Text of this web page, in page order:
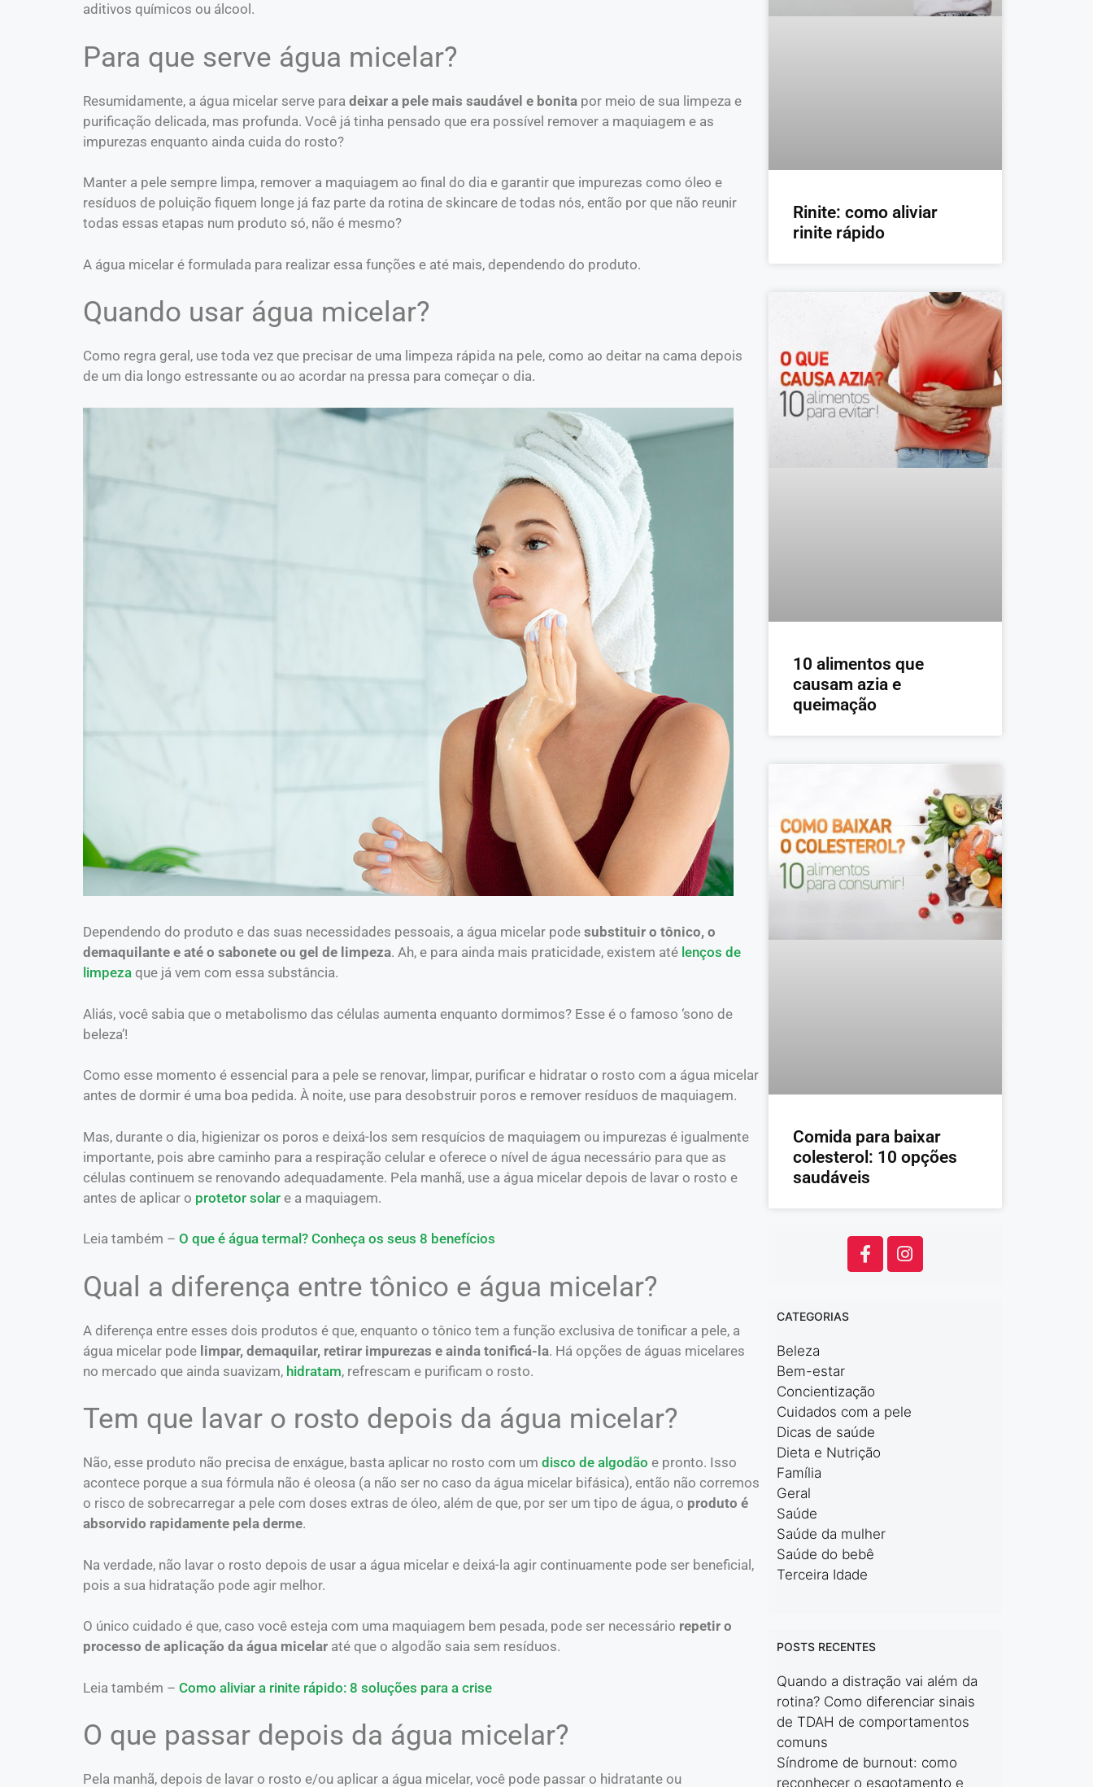
aditivos químicos ou álcool.
Para que serve água micelar?
Resumidamente, a água micelar serve para deixar a pele mais saudável e bonita por meio de sua limpeza e
purificação delicada, mas profunda. Você já tinha pensado que era possível remover a maquiagem e as
impurezas enquanto ainda cuida do rosto?
Manter a pele sempre limpa, remover a maquiagem ao final do dia e garantir que impurezas como óleo e
resíduos de poluição fiquem longe já faz parte da rotina de skincare de todas nós, então por que não reunir
todas essas etapas num produto só, não é mesmo?
A água micelar é formulada para realizar essa funções e até mais, dependendo do produto.
Quando usar água micelar?
Como regra geral, use toda vez que precisar de uma limpeza rápida na pele, como ao deitar na cama depois
de um dia longo estressante ou ao acordar na pressa para começar o dia.
Dependendo do produto e das suas necessidades pessoais, a água micelar pode substituir o tônico, o
demaquilante e até o sabonete ou gel de limpeza. Ah, e para ainda mais praticidade, existem até lenços de
limpeza que já vem com essa substância.
Aliás, você sabia que o metabolismo das células aumenta enquanto dormimos? Esse é o famoso ‘sono de
beleza’!
Como esse momento é essencial para a pele se renovar, limpar, purificar e hidratar o rosto com a água micelar
antes de dormir é uma boa pedida. À noite, use para desobstruir poros e remover resíduos de maquiagem.
Mas, durante o dia, higienizar os poros e deixá-los sem resquícios de maquiagem ou impurezas é igualmente
importante, pois abre caminho para a respiração celular e oferece o nível de água necessário para que as
células continuem se renovando adequadamente. Pela manhã, use a água micelar depois de lavar o rosto e
antes de aplicar o protetor solar e a maquiagem.
Leia também – O que é água termal? Conheça os seus 8 benefícios
Qual a diferença entre tônico e água micelar?
A diferença entre esses dois produtos é que, enquanto o tônico tem a função exclusiva de tonificar a pele, a
água micelar pode limpar, demaquilar, retirar impurezas e ainda tonificá-la. Há opções de águas micelares
no mercado que ainda suavizam, hidratam, refrescam e purificam o rosto.
Tem que lavar o rosto depois da água micelar?
Não, esse produto não precisa de enxágue, basta aplicar no rosto com um disco de algodão e pronto. Isso
acontece porque a sua fórmula não é oleosa (a não ser no caso da água micelar bifásica), então não corremos
o risco de sobrecarregar a pele com doses extras de óleo, além de que, por ser um tipo de água, o produto é
absorvido rapidamente pela derme.
Na verdade, não lavar o rosto depois de usar a água micelar e deixá-la agir continuamente pode ser beneficial,
pois a sua hidratação pode agir melhor.
O único cuidado é que, caso você esteja com uma maquiagem bem pesada, pode ser necessário repetir o
processo de aplicação da água micelar até que o algodão saia sem resíduos.
Leia também – Como aliviar a rinite rápido: 8 soluções para a crise
O que passar depois da água micelar?
Pela manhã, depois de lavar o rosto e/ou aplicar a água micelar, você pode passar o hidratante ou
Rinite: como aliviar
rinite rápido
10 alimentos que
causam azia e
queimação
Comida para baixar
colesterol: 10 opções
saudáveis
CATEGORIAS
Beleza
Bem-estar
Concientização
Cuidados com a pele
Dicas de saúde
Dieta e Nutrição
Família
Geral
Saúde
Saúde da mulher
Saúde do bebê
Terceira Idade
POSTS RECENTES
Quando a distração vai além da
rotina? Como diferenciar sinais
de TDAH de comportamentos
comuns
Síndrome de burnout: como
reconhecer o esgotamento e